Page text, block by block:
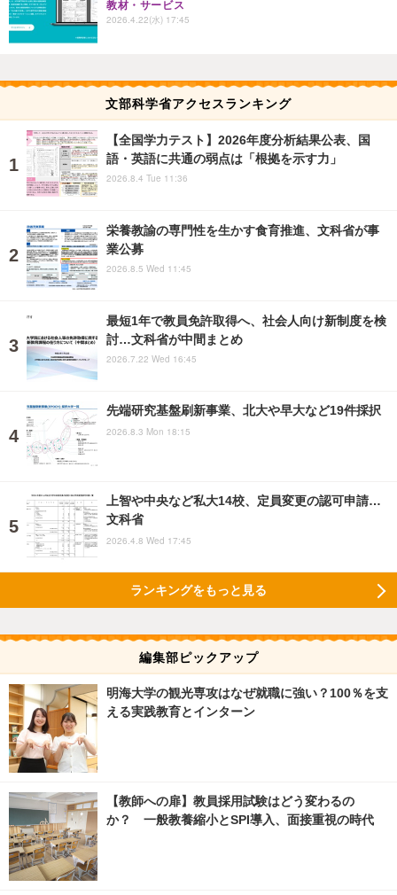
教材・サービス
2026.4.22(水) 17:45
文部科学省アクセスランキング
【全国学力テスト】2026年度分析結果公表、国
語・英語に共通の弱点は「根拠を示す力」
2026.8.4 Tue 11:36
栄養教諭の専門性を生かす食育推進、文科省が事
業公募
2026.8.5 Wed 11:45
最短1年で教員免許取得へ、社会人向け新制度を検
討…文科省が中間まとめ
2026.7.22 Wed 16:45
先端研究基盤刷新事業、北大や早大など19件採択
2026.8.3 Mon 18:15
上智や中央など私大14校、定員変更の認可申請…
文科省
2026.4.8 Wed 17:45
ランキングをもっと見る
編集部ピックアップ
明海大学の観光専攻はなぜ就職に強い？100％を支
える実践教育とインターン
【教師への扉】教員採用試験はどう変わるの
か？ 一般教養縮小とSPI導入、面接重視の時代